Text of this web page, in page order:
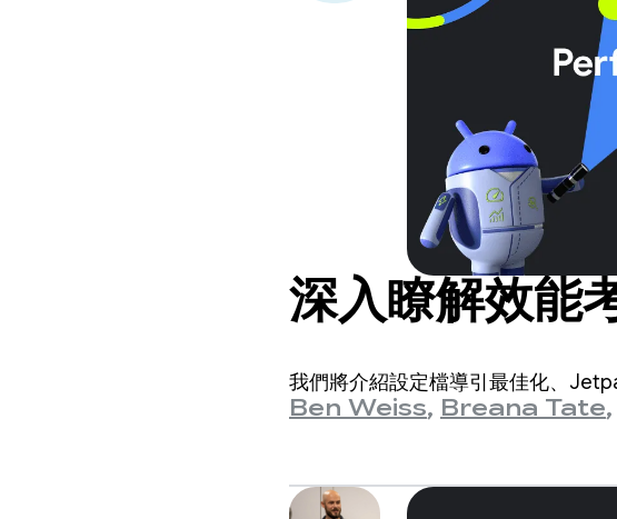
深入瞭解效能
我們將介紹設定檔導引最佳化、
Ben Weiss, Breana Tate,